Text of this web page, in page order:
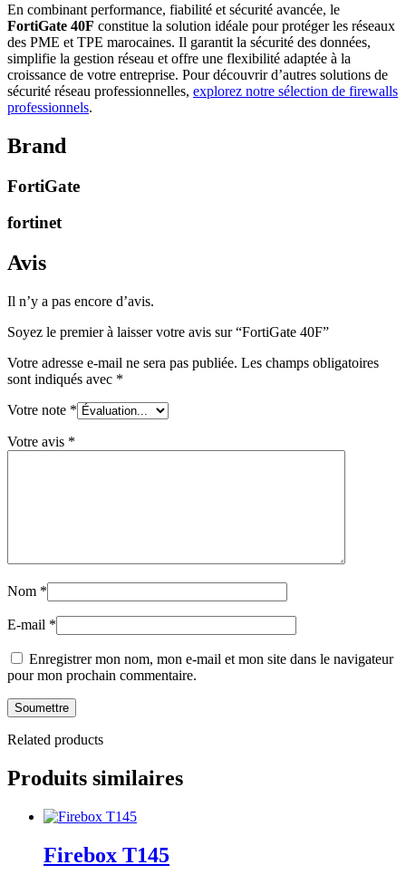
En combinant performance, fiabilité et sécurité avancée, le
FortiGate 40F constitue la solution idéale pour protéger les réseaux
des PME et TPE marocaines. Il garantit la sécurité des données,
simplifie la gestion réseau et offre une flexibilité adaptée à la
croissance de votre entreprise. Pour découvrir d’autres solutions de
sécurité réseau professionnelles, explorez notre sélection de firewalls
professionnels.
Brand
FortiGate
fortinet
Avis
Il n’y a pas encore d’avis.
Soyez le premier à laisser votre avis sur “FortiGate 40F”
Votre adresse e-mail ne sera pas publiée. Les champs obligatoires
sont indiqués avec *
Votre note *
Votre avis *
Nom *
E-mail *
Enregistrer mon nom, mon e-mail et mon site dans le navigateur
pour mon prochain commentaire.
Related products
Produits similaires
Firebox T145